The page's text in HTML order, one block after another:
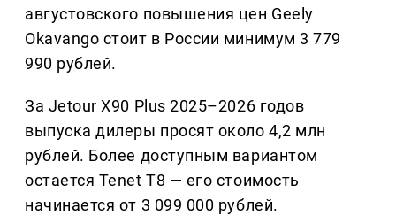
августовского повышения цен Geely
Okavango стоит в России минимум 3 779
990 рублей.
За Jetour X90 Plus 2025–2026 годов
выпуска дилеры просят около 4,2 млн
рублей. Более доступным вариантом
остается Tenet T8 — его стоимость
начинается от 3 099 000 рублей.